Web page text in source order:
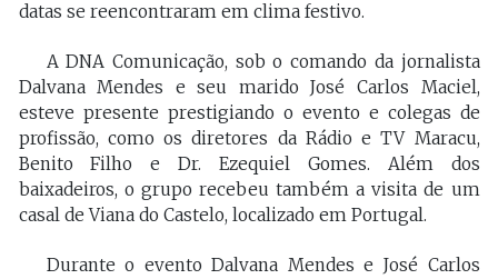
datas se reencontraram em clima festivo.
A DNA Comunicação, sob o comando da jornalista
Dalvana Mendes e seu marido José Carlos Maciel,
esteve presente prestigiando o evento e colegas de
profissão, como os diretores da Rádio e TV Maracu,
Benito Filho e Dr. Ezequiel Gomes. Além dos
baixadeiros, o grupo recebeu também a visita de um
casal de Viana do Castelo, localizado em Portugal.
Durante o evento Dalvana Mendes e José Carlos